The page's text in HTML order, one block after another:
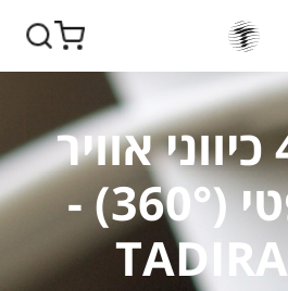
קסט - 4 כיווני אוויר
קומקפטי (360°) -